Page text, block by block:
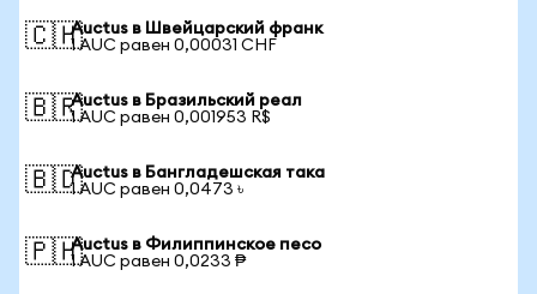
🇨🇭Auctus в Швейцарский франк
1 AUC равен 0,00031 CHF
🇧🇷Auctus в Бразильский реал
1 AUC равен 0,001953 R$
🇧🇩Auctus в Бангладешская така
1 AUC равен 0,0473 ৳
🇵🇭Auctus в Филиппинское песо
1 AUC равен 0,0233 ₱